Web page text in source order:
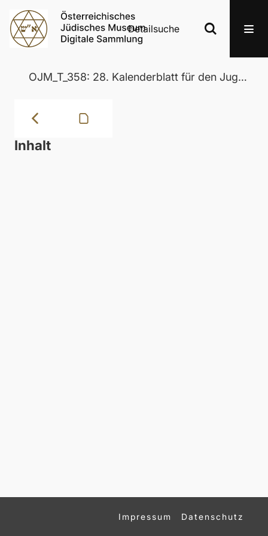
Detailsuche
OJM_T_358: 28. Kalenderblatt für den Jugendgottesdienst am 24. April 1937
Inhalt
Impressum Datenschutz